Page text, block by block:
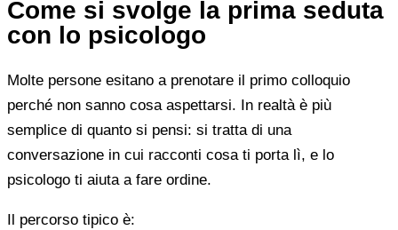
Come si svolge la prima seduta
con lo psicologo
Molte persone esitano a prenotare il primo colloquio
perché non sanno cosa aspettarsi. In realtà è più
semplice di quanto si pensi: si tratta di una
conversazione in cui racconti cosa ti porta lì, e lo
psicologo ti aiuta a fare ordine.
Il percorso tipico è: